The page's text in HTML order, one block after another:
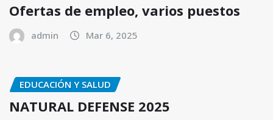
Ofertas de empleo, varios puestos
admin Mar 6, 2025
EDUCACIÓN Y SALUD
NATURAL DEFENSE 2025